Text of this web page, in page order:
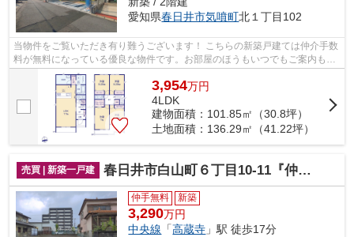
愛知県春日井市気噴町北１丁目102
当物件をご覧いただき有り難うございます！ こちらの新築戸建ては仲介手数
料が無料になっている優良な物件です。お部屋のほうもいつでもご案内もさ
せて頂きますのでお気軽にお問合せ下...
3,954万円
4LDK
建物面積：101.85㎡（30.8坪）
土地面積：136.29㎡（41.22坪）
売買 | 新築一戸建 春日井市白山町６丁目10-11『仲介料無料』新築戸建て
仲手無料 新築
3,290万円
中央線 「高蔵寺 」駅 徒歩17分